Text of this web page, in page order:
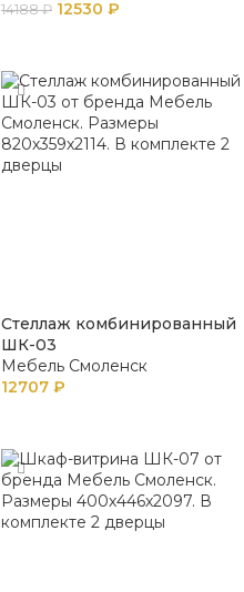
14188₽ 12530 ₽
Стеллаж комбинированный
ШК-03
Мебель Смоленск
12707 ₽